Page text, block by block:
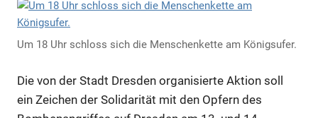
Um 18 Uhr schloss sich die Menschenkette am Königsufer.
Die von der Stadt Dresden organisierte Aktion soll
ein Zeichen der Solidarität mit den Opfern des